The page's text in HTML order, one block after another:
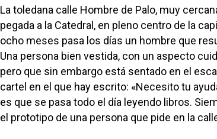
La toledana calle Hombre de Palo, muy
pegada a la Catedral, en pleno centro de la
ocho meses pasa los días un hombre que
Una persona bien vestida, con un aspecto
pero que sin embargo está sentado en el
cartel en el que hay escrito: «Necesito tu
es que se pasa todo el día leyendo libros.
el prototipo de una persona que pide en la